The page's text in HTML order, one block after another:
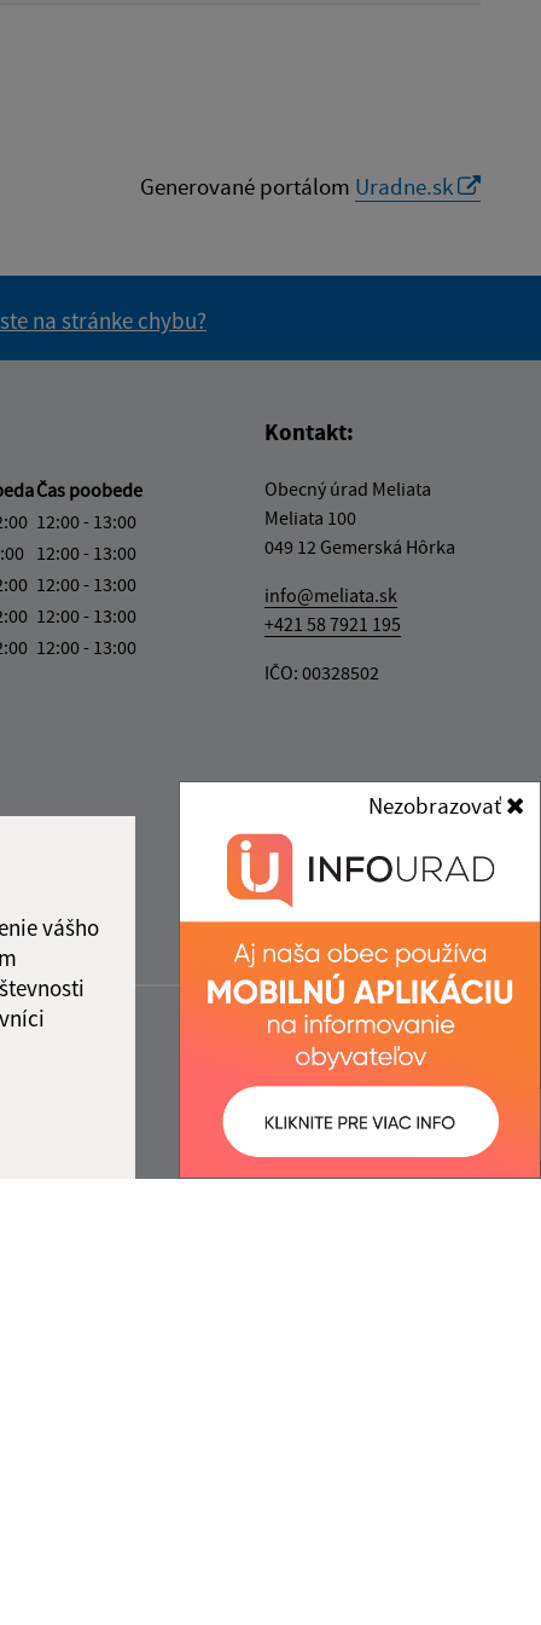
vášho
Nezobrazovať
Generované portálom Uradne.sk
na stránke chybu?
Čas poobede
12:00 - 13:00
12:00 - 13:00
12:00 - 13:00
12:00 - 13:00
12:00 - 13:00
Kontakt:
Obecný úrad Meliata
Meliata 100
049 12 Gemerská Hôrka
info@meliata.sk
+421 58 7921 195
IČO: 00328502